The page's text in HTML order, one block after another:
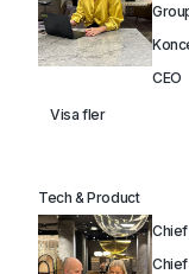
CEO
Visa fler
Tech & Product